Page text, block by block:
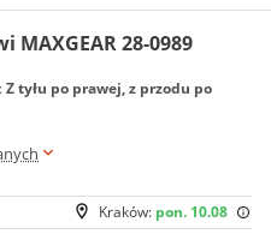
MAXGEAR 28-0989
Z tyłu po prawej, z przodu po
Kraków: pon. 10.08